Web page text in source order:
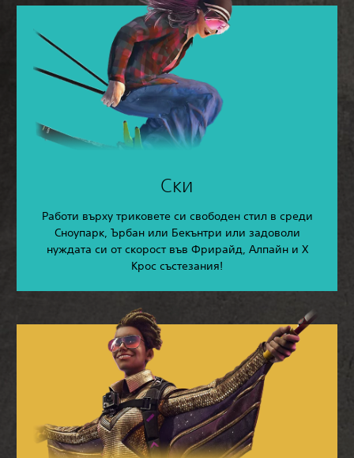
Ски
Работи върху триковете си свободен стил в среди
Сноупарк, Ърбан или Бекънтри или задоволи
нуждата си от скорост във Фрирайд, Алпайн и X
Крос състезания!